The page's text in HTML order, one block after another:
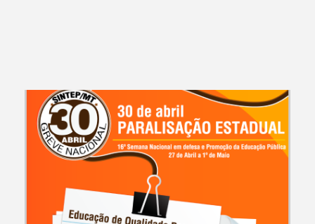
CAMPANHAS E EVENTOS
Se há Dinheiro para Alimentar a Corrupção, por que PEC do Teto de
Gastos